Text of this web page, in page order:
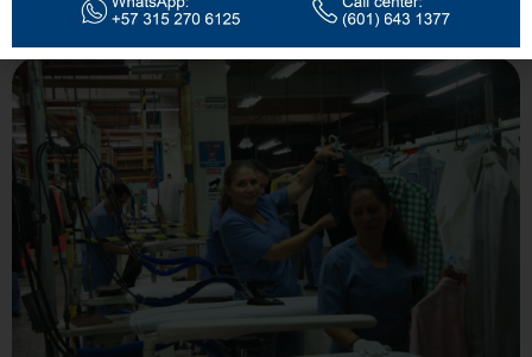
Conoce nuestros especialistas del cuidado textil